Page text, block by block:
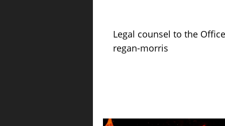
Legal counsel to the
regan-morris